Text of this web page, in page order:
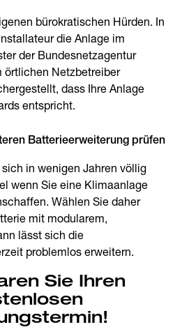
bürokratischen Hürden. In
die Anlage im
der Bundesnetzagentur
örtlichen Netzbetreiber
dass Ihre Anlage
entspricht.
Batterieerweiterung prüfen
in wenigen Jahren völlig
wenn Sie eine Klimaanlage
Wählen Sie daher
mit modularem,
lässt sich die
problemlos erweitern.
Sie Ihren